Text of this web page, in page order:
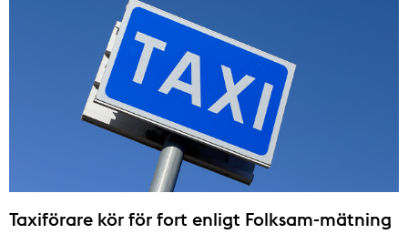
Taxiförare kör för fort enligt Folksam-mätning